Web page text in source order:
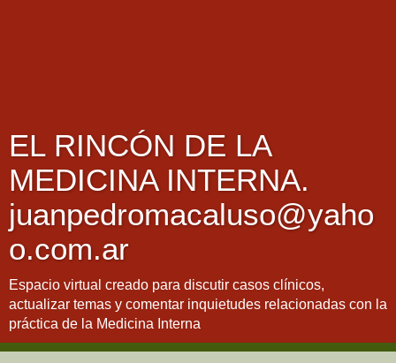
EL RINCÓN DE LA
MEDICINA INTERNA.
juanpedromacaluso@yaho
o.com.ar
Espacio virtual creado para discutir casos clínicos,
actualizar temas y comentar inquietudes relacionadas con la
práctica de la Medicina Interna